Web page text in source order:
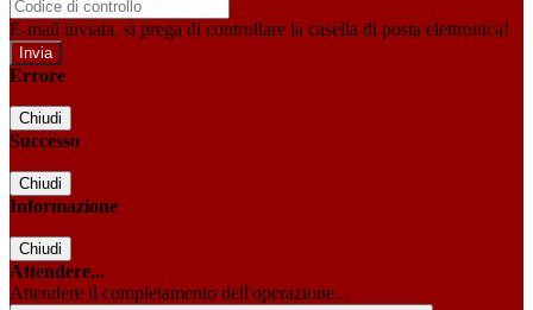
E-mail inviata, si prega di controllare la casella di posta elettronica!
Errore
Chiudi
Successo
Chiudi
Informazione
Chiudi
Attendere...
Attendere il completamento dell'operazione...